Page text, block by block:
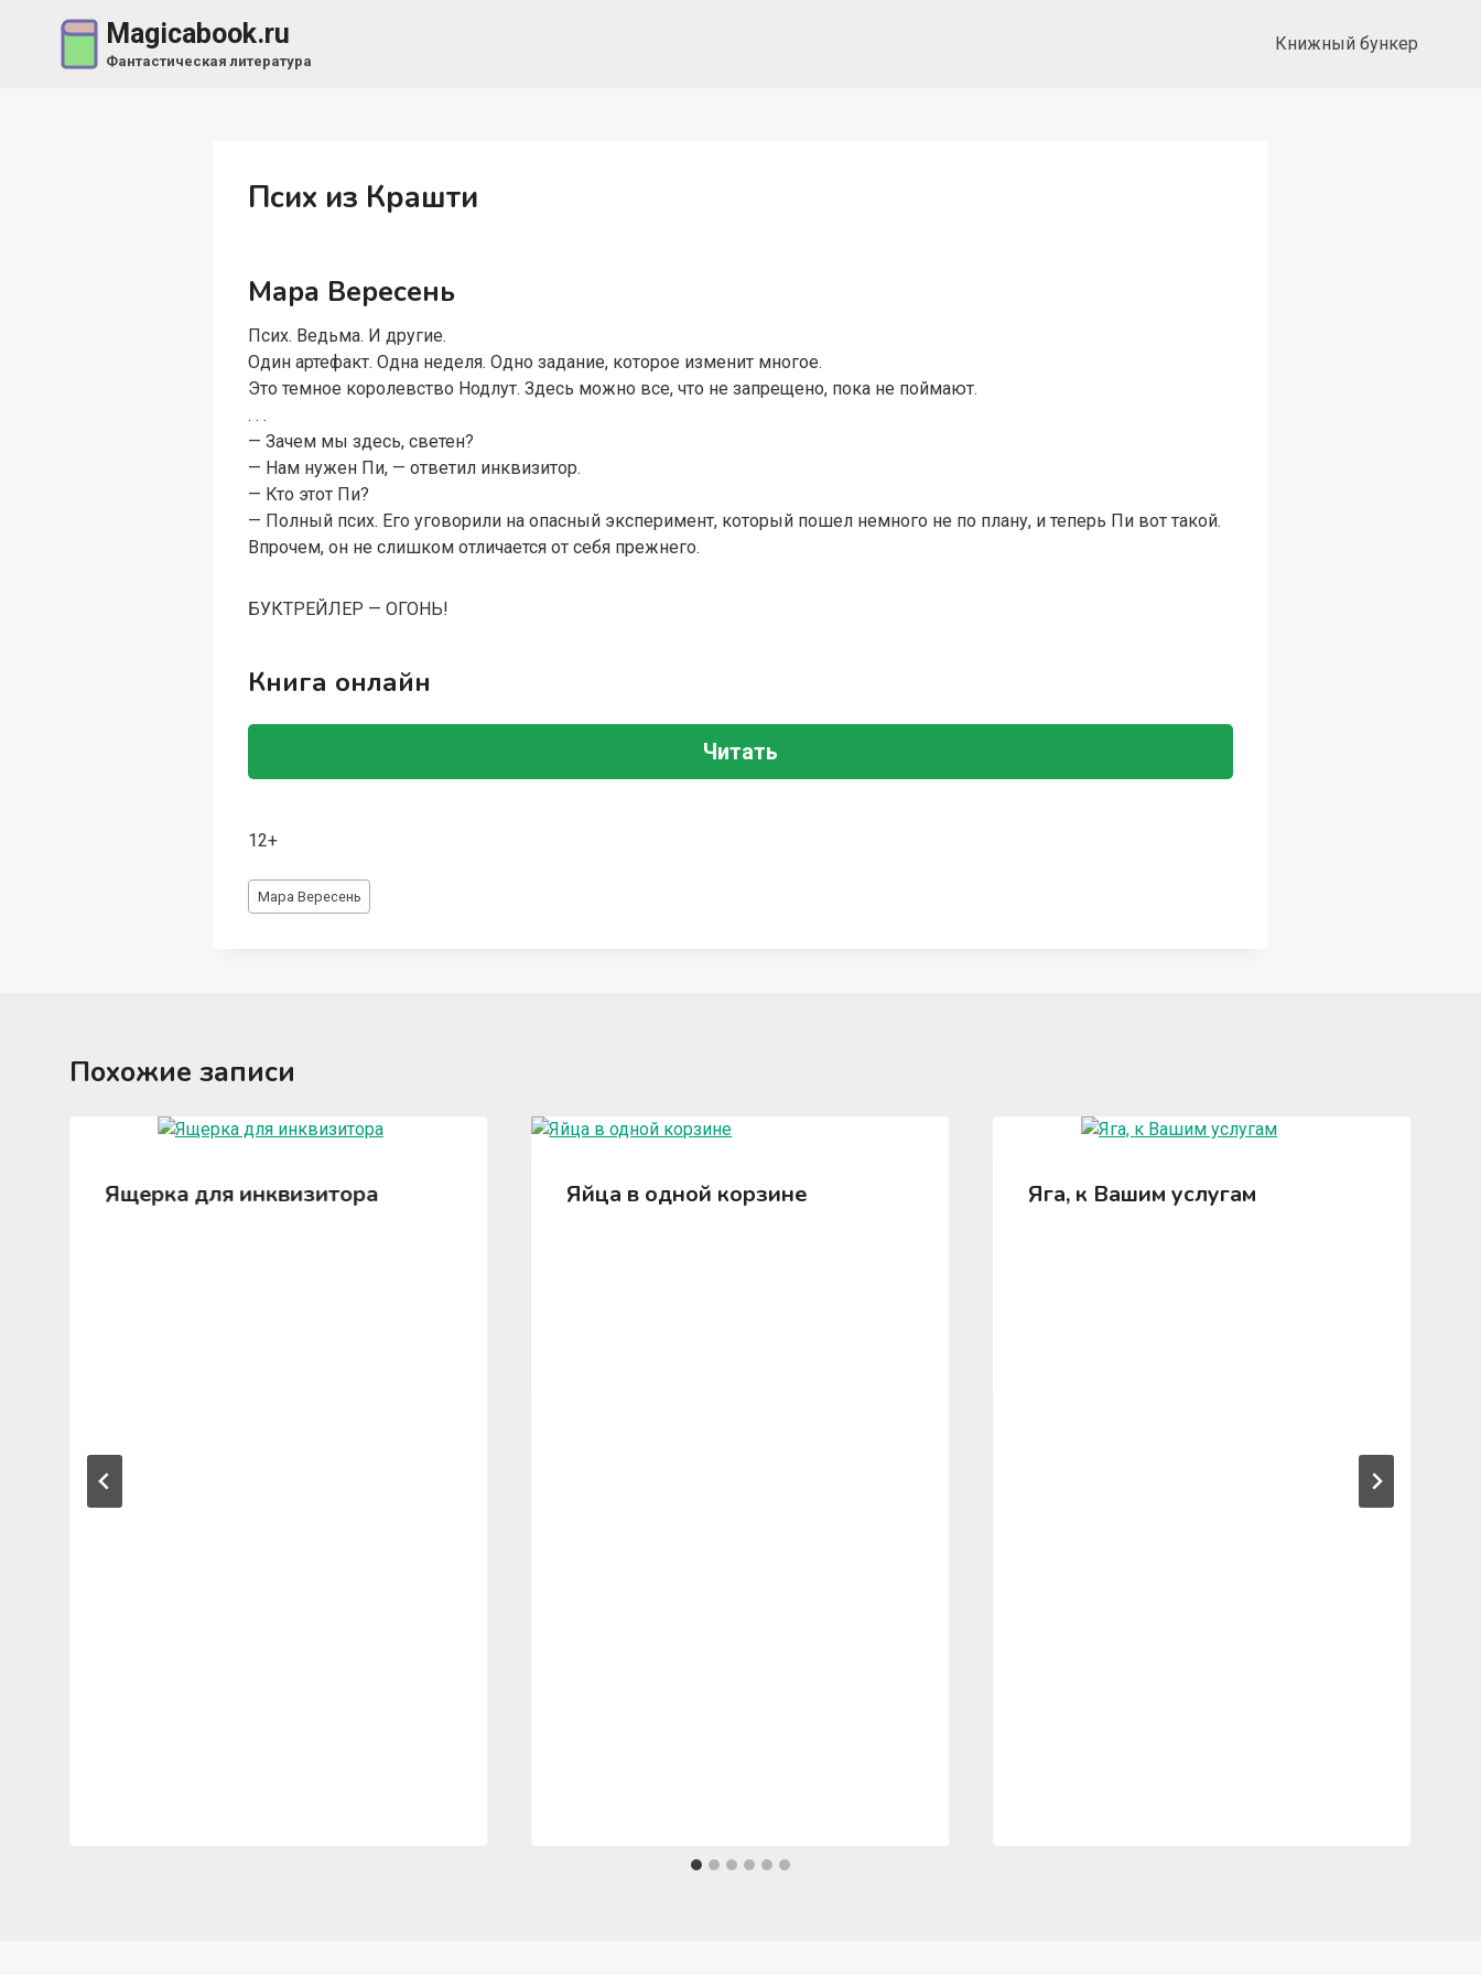
содержимому
Magicabook.ru
Фантастическая литература
Книжный бункер
Псих из Крашти
Мара Вересень
Псих. Ведьма. И другие.
Один артефакт. Одна неделя. Одно задание, которое изменит многое.
Это темное королевство Нодлут. Здесь можно все, что не запрещено, пока не поймают.
. . .
— Зачем мы здесь, светен?
— Нам нужен Пи, — ответил инквизитор.
— Кто этот Пи?
— Полный псих. Его уговорили на опасный эксперимент, который пошел немного не по плану, и теперь Пи вот такой.
Впрочем, он не слишком отличается от себя прежнего.
БУКТРЕЙЛЕР — ОГОНЬ!
Книга онлайн
Читать
12+
Метки
записи:
Мара Вересень
Похожие записи
Ящерка для инквизитора Яйца в одной корзине Яга, к Вашим услугам